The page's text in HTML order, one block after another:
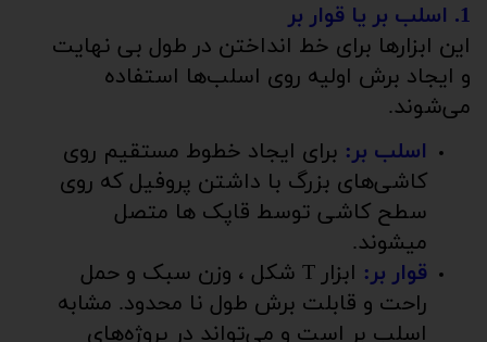
1. اسلب بر یا قوار بر
این ابزارها برای خط انداختن در طول بی نهایت
و ایجاد برش اولیه روی اسلب‌ها استفاده
می‌شوند.
اسلب بر: برای ایجاد خطوط مستقیم روی
کاشی‌های بزرگ با داشتن پروفیل که روی
سطح کاشی توسط قاپک ها متصل
میشوند.
قوار بر:
ابزار T شکل ، وزن سبک و حمل
راحت و قابلت برش طول نا محدود. مشابه
اسلب بر است و می‌تواند در پروژه‌های